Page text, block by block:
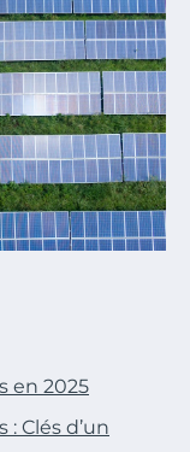
en 2025
Clés d’un